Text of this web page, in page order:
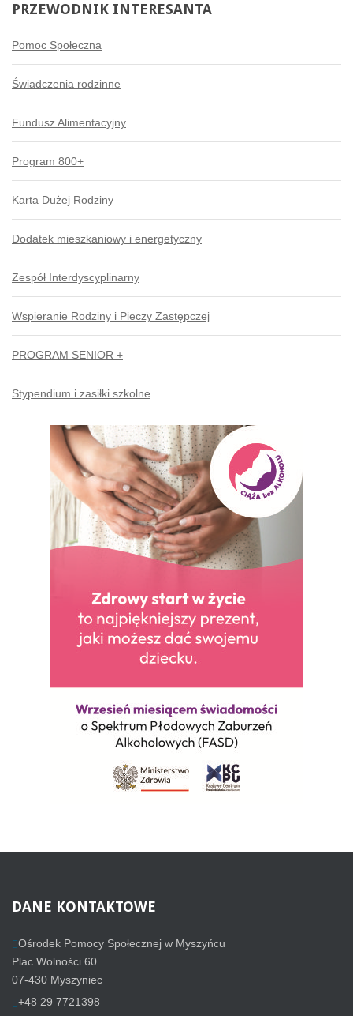
PRZEWODNIK INTERESANTA
Pomoc Społeczna
Świadczenia rodzinne
Fundusz Alimentacyjny
Program 800+
Karta Dużej Rodziny
Dodatek mieszkaniowy i energetyczny
Zespół Interdyscyplinarny
Wspieranie Rodziny i Pieczy Zastępczej
PROGRAM SENIOR +
Stypendium i zasiłki szkolne
DANE KONTAKTOWE
Ośrodek Pomocy Społecznej w Myszyńcu
Plac Wolności 60
07-430 Myszyniec
+48 29 7721398